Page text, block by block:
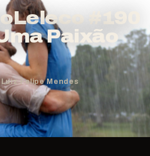
#190
Paixão
Felipe Mendes